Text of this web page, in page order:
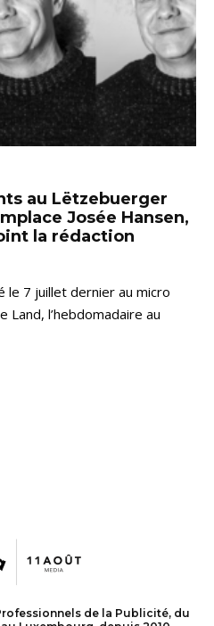
au Lëtzebuerger
Josée Hansen,
la rédaction
le 7 juillet dernier au micro
Land, l’hebdomadaire au
de la Publicité, du